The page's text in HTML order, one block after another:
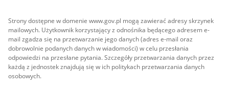
Strony dostępne w domenie www.gov.pl mogą zawierać adresy skrzynek
mailowych. Użytkownik korzystający z odnośnika będącego adresem e-
mail zgadza się na przetwarzanie jego danych (adres e-mail oraz
dobrowolnie podanych danych w wiadomości) w celu przesłania
odpowiedzi na przesłane pytania. Szczegóły przetwarzania danych przez
każdą z jednostek znajdują się w ich politykach przetwarzania danych
osobowych.